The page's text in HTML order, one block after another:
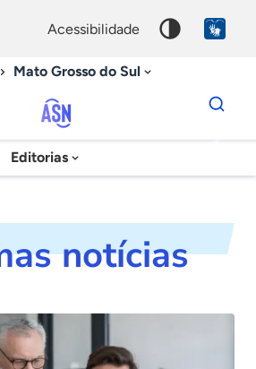
acessibilidade
Mato Grosso do Sul
Agência
Sebrae
Notícias
Editorias
Dados
para
chave
notícias